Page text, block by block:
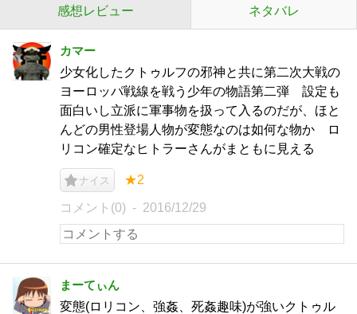
感想レビュー ネタバレ
カマー
少女化したクトゥルフの邪神と共に第二次大戦の
ヨーロッパ戦線を戦う少年の物語第二弾 設定も
面白いし立派に軍事物を扱って入るのだが、ほと
んどの男性登場人物が変態なのは如何な物か ロ
リコン確定なヒトラーさんがまともに見える
ナイス ★2
コメント(0) 2016/12/29
まーてぃん
変態(ロリコン、強姦、死姦趣味)が強いクトゥル